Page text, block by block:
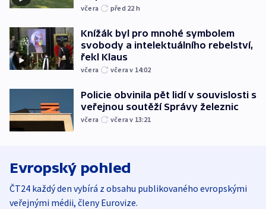
včera před 22 h
Knížák byl pro mnohé symbolem
svobody a intelektuálního rebelství,
řekl Klaus
včera včera v 14:02
Policie obvinila pět lidí v souvislosti s
veřejnou soutěží Správy železnic
včera včera v 13:21
Evropský pohled
ČT24 každý den vybírá z obsahu publikovaného evropskými
veřejnými médii, členy Eurovize.